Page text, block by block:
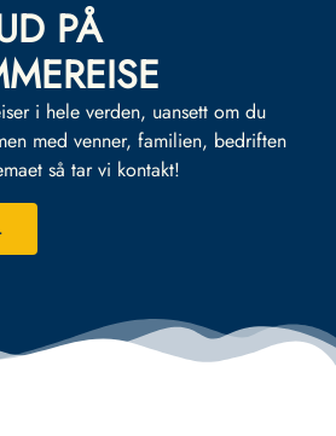
PÅ
i hele verden, uansett om du
med venner, familien, bedriften
så tar vi kontakt!